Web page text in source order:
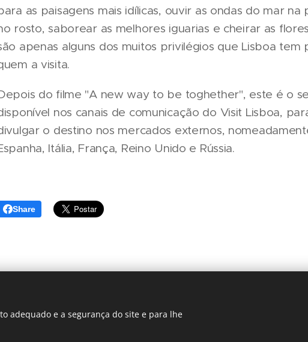
as paisagens mais idílicas, ouvir as ondas do mar na
rosto, saborear as melhores iguarias e cheirar as
apenas alguns dos muitos privilégios que Lisboa tem
a visita.
do filme "A new way to be toghether", este é o
nos canais de comunicação do Visit Lisboa,
o destino nos mercados externos,
Itália, França, Reino Unido e Rússia.
Share
adequado e a segurança do site e para lhe